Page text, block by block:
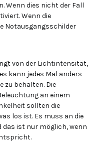
Wenn dies nicht der Fall
Wenn die
Notausgangsschilder
von der Lichtintensität,
kann jedes Mal anders
zu behalten. Die
an einem
sollten die
los ist. Es muss an die
das ist nur möglich, wenn